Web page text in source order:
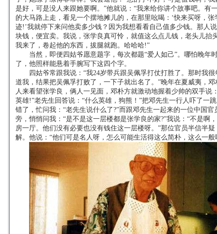
是好，可是没人来跟她要啊。”他就说：“我来给你讲个故事吧。有
的大马路上走，看见一个摆地摊儿的，在那里吆喝：‘快来买呀，张
迹!’我就停下来问他卖多少钱？因为我想看看自己值多少钱。那人
块钱，便宜卖。我说，张学良真可怜，就值这么点儿钱，老头儿抬
我来了，卷起他的东西，拔腿就跑。哈哈哈!”
当然，即便四姑爷愿意题字，每次都题“爱人如己”。哪怕晚年
了，他照样能悬着手腕写下这四个字。
四姑爷常跟我说：“我24岁带兵跟吴佩孚打仗打胜了。那时我
道我，结果把吴佩孚打败了，一下子就出名了。”晚年在夏威夷，
人来看望张学良，俩人一见面，邓朴方就激动地握着少帅的双手说
英雄!”老先生回答说：“什么英雄，狗熊！”把邓先生一行人吓了一
错了，忙问我：“老先生说什么了?”而跟邓先生一起来的一位中国官
旁，悄悄问我：“是不是这一层楼都是张学良的家?”我说：“不是啊
房一厅。他们没有必要也没有钱住这一层楼呀。”那位官员半信半
解。他说：“他们可是名人呀，怎么可能生活得这么简朴，这么一般